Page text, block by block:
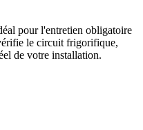
pour l'entretien obligatoire
le circuit frigorifique,
de votre installation.